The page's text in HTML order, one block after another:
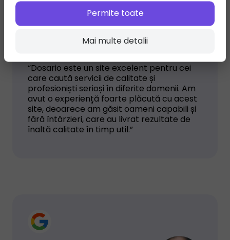
Caliga Ion
CALIGA DENTAL TEH S.R.L.
“Dosario este un site excelent pentru cei
care caută servicii de calitate și
profesioniști serioși în diferite domenii. Am
avut o experiență foarte plăcută cu acest
site, deoarece am găsit oameni capabili și
fără întârzieri, care au livrat rezultate de
înaltă calitate în timp util.”
Permite toate
Mai multe detalii